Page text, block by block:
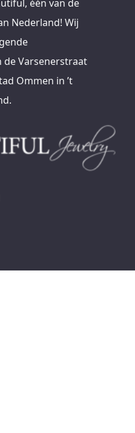
één van de
Nederland! Wij
de Varsenerstraat
Ommen in ’t